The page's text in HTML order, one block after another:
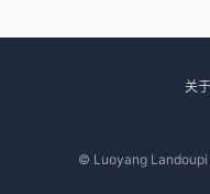
关
© Luoyang